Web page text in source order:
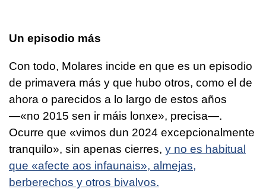
Un episodio más
Con todo, Molares incide en que es un episodio
de primavera más y que hubo otros, como el de
ahora o parecidos a lo largo de estos años
—«no 2015 sen ir máis lonxe», precisa—.
Ocurre que «vimos dun 2024 excepcionalmente
tranquilo», sin apenas cierres, y no es habitual
que «afecte aos infaunais», almejas,
berberechos y otros bivalvos.